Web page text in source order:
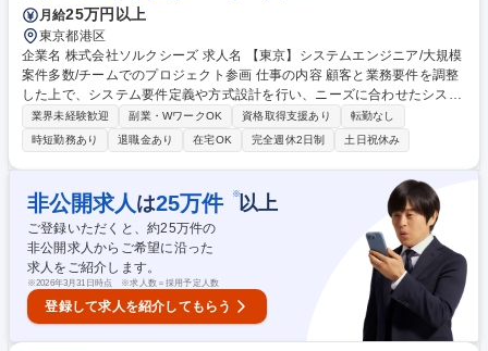
月給25万円以上
東京都港区
企業名 株式会社ソルクシーズ 求人名 【東京】システムエンジニア/大規模
案件多数/チームでのプロジェクト参画 仕事の内容 顧客と業務要件を調整
した上で、システム要件定義や方式設計を行い、ニーズに合わせたシステ
ム開発に携わっていただきます。 ■要件定義 ■設計 ■開発 ■テスト ■保守・
運用 募集職種 【東京】システムエンジニア/大規模案件多数/チームでのプ
ロジェクト参画
業界未経験歓迎 副業・WワークOK 資格取得支援あり
転勤なし
時短勤務あり
退職金あり 在宅OK 完全週休2日制 土日祝休み
非公開求人 は25万件 ※以上
ご登録いただくと、約25万件の
非公開求人からご希望に沿った
求人をご紹介します。
※2026年3月31日時点 ※求人数＝採用予定人数
登録して求人を紹介してもらう